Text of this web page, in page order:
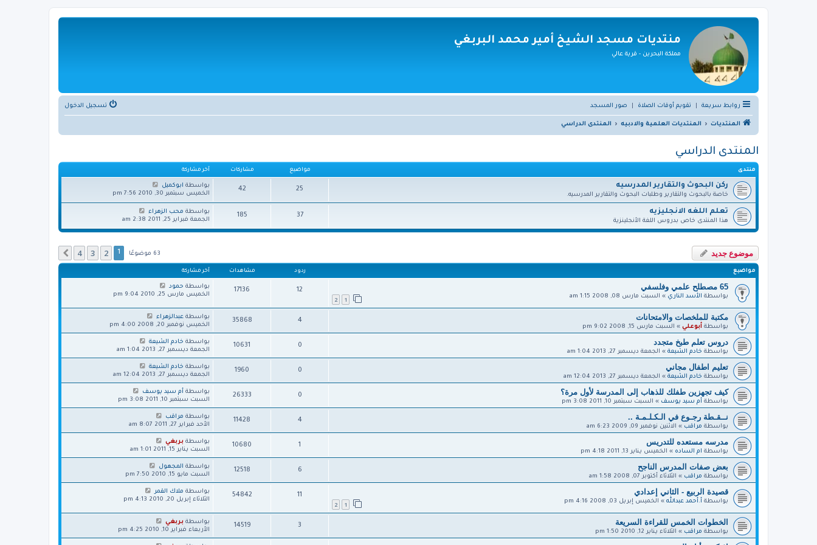
منتديات مسجد الشيخ أمير محمد البربغي
مملكة البحرين - قرية عالي
روابط سريعة تقويم أوقات الصلاة صور المسجد تسجيل الدخول
المنتديات المنتديات العلمية والادبيه المنتدى الدراسي
المنتدى الدراسي
منتدى مواضيع مشاركات آخر مشاركة
ركن البحوث والتقارير المدرسيه
خاصة بالبحوث والتقارير وطلبات البحوث والتقارير المدرسيه.
25
42 بواسطة ابوكميل
ا
آ
ر
ا
ر
ة
الخميس سبتمبر 30, 2010 7:56 pm
تعلم اللغه الانجليزيه
هذا المنتدى خاص بدروس اللغة الأنجلينزية
37
185 بواسطة محب الزهراء
ا
د
ر
م
ك
الجمعة فبراير 25, 2011 2:38 am
موضوع جديد 63 موضوعًا 1
2
3
4 التالي
مواضيع ردود مشاهدات آخر مشاركة
65 مصطلح علمي وفلسفي
بواسطة الأسد الناري » السبت مارس 08, 2008 1:15 am 1
2
12
17136 بواسطة حمود
الخميس مارس 25, 2010 9:04 pm
مكتبة للملخصات والامتحانات
بواسطة أبوعلي » السبت مارس 15, 2008 9:02 pm
4
35868 بواسطة عبدالزهراء
الخميس نوفمبر 20, 2008 4:00 pm
دروس تعلم طبخ متجدد
بواسطة خادم الشيعة » الجمعة ديسمبر 27, 2013 1:04 am
0
10631 بواسطة خادم الشيعة
الجمعة ديسمبر 27, 2013 1:04 am
تعليم اطفال مجاني
بواسطة خادم الشيعة » الجمعة ديسمبر 27, 2013 12:04 am
0
1960 بواسطة خادم الشيعة
الجمعة ديسمبر 27, 2013 12:04 am
كيف تجهزين طفلك للذهاب إلى المدرسة لأول مرة؟
بواسطة أم سيد يوسف » السبت سبتمبر 10, 2011 3:08 pm
0
26333 بواسطة أم سيد يوسف
السبت سبتمبر 10, 2011 3:08 pm
نــقـطة رجـوع في الـكـلـمـة ..
بواسطة مراقب » الاثنين نوفمبر 09, 2009 6:23 am
4
11428 بواسطة مراقب
الأحد فبراير 27, 2011 8:07 am
مدرسه مستعده للتدريس
بواسطة ام الساده » الخميس يناير 13, 2011 4:18 pm
1
10680 بواسطة بربغي
السبت يناير 15, 2011 1:01 am
بعض صفات المدرس الناجح
بواسطة مراقب » الثلاثاء أكتوبر 07, 2008 1:58 am
6
12518 بواسطة المجهول
السبت مايو 15, 2010 7:50 pm
قصيدة الربيع - الثاني إعدادي
بواسطة أ.أحمد عبدالله » الخميس إبريل 03, 2008 4:16 pm 1
2
11
54842 بواسطة ملاك القمر
الثلاثاء إبريل 20, 2010 4:13 pm
الخطوات الخمس للقراءة السريعة
بواسطة مراقب » الثلاثاء يناير 12, 2010 1:50 pm
3
14519 بواسطة بربغي
الأربعاء فبراير 10, 2010 4:25 pm